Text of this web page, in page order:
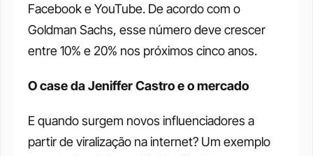
Facebook e YouTube. De acordo com o
Goldman Sachs, esse número deve crescer
entre 10% e 20% nos próximos cinco anos.
O case da Jeniffer Castro e o mercado
E quando surgem novos influenciadores a
partir de viralização na internet? Um exemplo